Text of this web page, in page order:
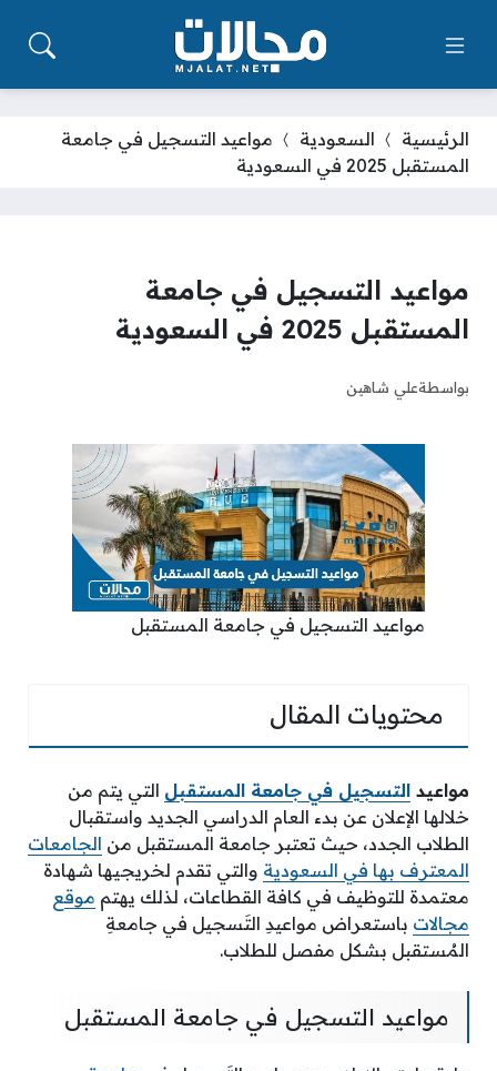
الرئيسية السعودية
مواعيد التسجيل في جامعة
المستقبل 2025 في السعودية
مواعيد التسجيل في جامعة
المستقبل 2025 في السعودية
بواسطةعلي شاهين
مواعيد التسجيل في جامعة المستقبل
محتويات المقال
مواعيد التسجيل في جامعة المستقبل التي يتم من
خلالها الإعلان عن بدء العام الدراسي الجديد واستقبال
الطلاب الجدد، حيث تعتبر جامعة المستقبل من الجامعات
المعترف بها في السعودية والتي تقدم لخريجيها شهادة
معتمدة للتوظيف في كافة القطاعات، لذلك يهتم موقع
مجالات باستعراض مواعيدِ التَسجيل في جامعةِ
المُستقبل بشكل مفصل للطلاب.
مواعيد التسجيل في جامعة المستقبل